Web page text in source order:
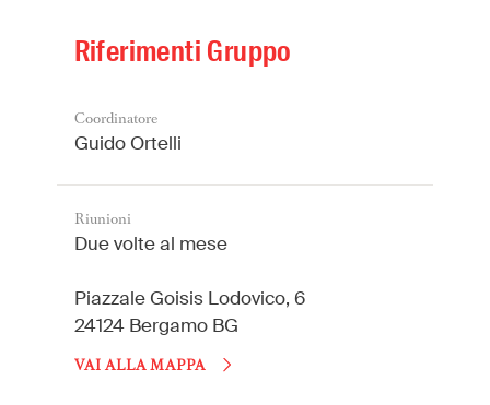
Riferimenti Gruppo
Coordinatore
Guido Ortelli
Riunioni
Due volte al mese
Piazzale Goisis Lodovico, 6
24124 Bergamo BG
VAI ALLA MAPPA